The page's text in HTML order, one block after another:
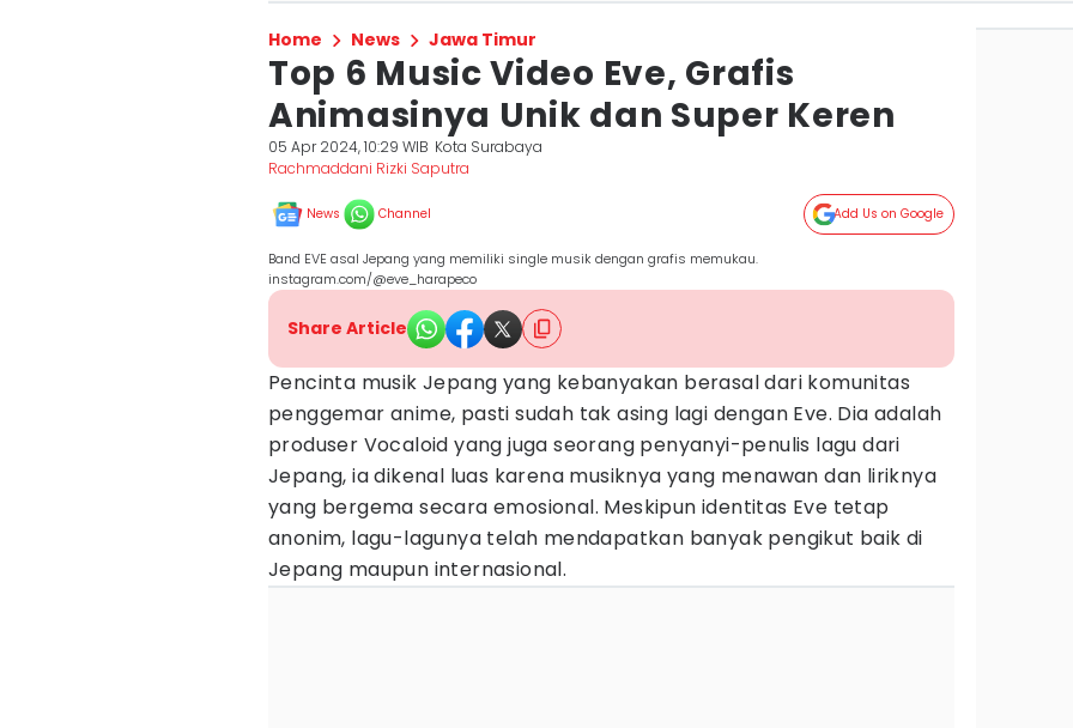
Home News Jawa Timur
Top 6 Music Video Eve, Grafis
Animasinya Unik dan Super Keren
05 Apr 2024, 10:29 WIB Kota Surabaya
Rachmaddani Rizki Saputra
News Channel Add Us on Google
Band EVE asal Jepang yang memiliki single musik dengan grafis memukau.
instagram.com/@eve_harapeco
Share Article
Pencinta musik Jepang yang kebanyakan berasal dari komunitas
penggemar anime, pasti sudah tak asing lagi dengan Eve. Dia adalah
produser Vocaloid yang juga seorang penyanyi-penulis lagu dari
Jepang, ia dikenal luas karena musiknya yang menawan dan liriknya
yang bergema secara emosional. Meskipun identitas Eve tetap
anonim, lagu-lagunya telah mendapatkan banyak pengikut baik di
Jepang maupun internasional.